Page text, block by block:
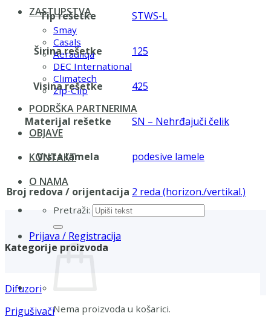
ZASTUPSTVA
Smay
Casals
Aerauliqa
DEC International
Climatech
Zip-Clip
PODRŠKA PARTNERIMA
OBJAVE
KONTAKT
O NAMA
Pretraži:
Prijava / Registracija
Nema proizvoda u košarici.
Tip rešetke STWS-L
Širina rešetke 125
Visina rešetke 425
Materijal rešetke SN – Nehrđajuči čelik
Vrsta lamela podesive lamele
Broj redova / orijentacija 2 reda (horizon./vertikal.)
Kategorije proizvoda
Difuzori
Prigušivači